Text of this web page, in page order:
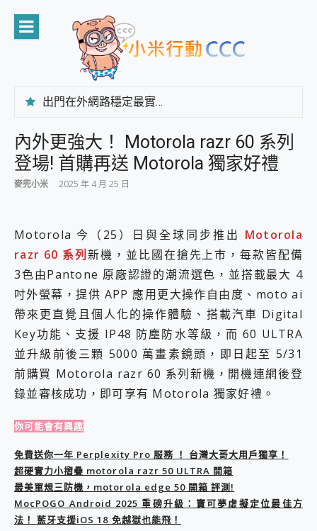
content
出門在外網路穩定最實在 「台灣大哥大」榮獲 4G/5G 在線率全球 NO.3 全台第一與全台六冠王實測心得，走到哪順到哪！
CP 值天花板~ Bongcom BS5 足球君開箱~ 短焦投影機 3千元就能擁有！ 折扣碼在這～
專為 PC上的 XBOX和掌機設計的 FireCuda X1070 SSD 固態硬碟開箱 評測
台灣製攝影機在這裡，100%全無線設計 SpotCam Solo Eco 太陽能防水雲端攝影機 SpotCam Solo 3 2.5K高畫質戶外攝影機 開箱 評測
AI 支付 一錶搞定大小事 Xiaomi Watch 5 開箱 評測
超驚艷 讓人一眼就愛上 LENOVO 聯想 Yoga Book 9 14吋 AI輕薄筆電 開箱 評測
美到讓人超想擁有 moto pad 60 系列 與 Moto | Swarovski razr 60 冰藍限定版本 開箱 評測
好用的 EaseUS Partition Master 讓您輕鬆的移除與格式化有防寫保護的隨身碟或SD卡
一鍵修復模糊影片、舊照的 AI 好幫手! VideoProc Converter AI 新版全解析 × 年末優惠，一篇全看懂
小朋友才做選擇 投影機 RGB藍牙音響 氛圍情境燈 我通通都要！ Starfish 2 幻彩膠囊投影機｜結合「 智慧投影 & 煥彩流動 」的沈浸式生活新體驗
外型超吸晴~ 給您絕佳操控體驗 GravaStar Mercury K1 系列 異星機械鍵盤與 Mercury X 系列 輕量無線電競滑鼠 開箱 評測
開箱~變身「蜘蛛人」椅子軍師！MSI MPG 491CQP QD-OLED 超寬曲面電競螢幕，多工辦公、爽度滿滿的終極桌面體驗
iPhone 17 系列 有認證的防護來囉！ imos 首家導入 UL MCV 行銷宣告驗證的手機配件品牌
DJI Osmo Pocket 3 爽爽帶回家 歡慶 EaseUS 21 週年到來，「Slogan 海報徵稿活動」好康大放送
小巧好吸不擋鏡頭 有Qi2認證的 ONPRO MagReact MXs2 5000mAh薄型磁吸無線急速行動電源 開箱 評測
會走動的冷暖氣 SONY REON POCKET PRO 穿戴式智慧冷暖調溫裝置 開箱 評測
COMPUTEX 2025 來囉！AGI亞奇雷 AI・Gaming・創作儲存方案登場，趕快來AGI亞奇雷挑戰任務抽 PS5！
自帶線的 有線無線都能充 ONPRO MagReact M5 10000mAh 5合1 磁吸無線急速行動電源 開箱 評測
飛利浦 JS7310 ⚡【電急便｜行動儲能救車電源】 可靠的旅行夥伴！帶給您優異的安全性與強大供電效能
是螢幕也是電視! 一機超多用途「MSI微星 Modern MD272UPSW 27型」 4K IPS 輕薄商用智慧聯網螢幕 開箱 評測
您的專屬AI 助手 Yoga Slim 7 Aura Edition 觸控AI筆電 開箱 評測
內外更強大！ Motorola razr 60 系列
登場! 首購再送 Motorola 獨家好禮
麥兜小米 2025 年 4 月 25 日
Motorola 今（25）日與全球同步推出 Motorola
razr 60 系列新機，並比國在搶先上市，每款皆配備
3色由Pantone 原廠認證的潮流選色，並搭載最大 4
吋外螢幕，提供 APP 應用更大操作自由度、moto ai
帶來更直覺且個人化的操作體驗、搭載汽車 Digital
Key功能、支援 IP48 防塵防水等級，而 60 ULTRA
並升級前後三顆 5000 萬畫素鏡頭，即日起至 5/31
前購買 Motorola razr 60 系列新機，開機連網後登
錄並審核成功，即可享有 Motorola 獨家好禮。
你可能會有興趣
免費送你一年 Perplexity Pro 服務 ！ 台灣大哥大用戶獨享！
超硬實力小摺疊 motorola razr 50 ULTRA 開箱
最美軍規三防機，motorola edge 50 開箱 評測!
MocPOGO Android 2025 重磅升級：寶可夢虛擬定位最佳方
法！ 藍牙支援iOS 18 免越獄也能飛！